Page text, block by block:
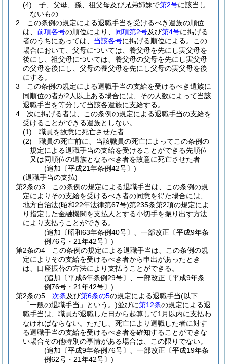
(4)
子、父母、孫、祖父母及び兄弟姉妹で第2号に該当し
ないもの
2
この条例の規定による退職手当を受けるべき遺族の順位
は、 前項各号の順位により、 同項第2号及び第4号に掲げる
者のうちにあっては、 当該各号に掲げる順位による。
この
場合において、父母については、養父母を先にし実父母を
後にし、祖父母については、養父母の父母を先にし実父母
の父母を後にし、父母の養父母を先にし父母の実父母を後
にする。
3
この条例の規定による退職手当の支給を受けるべき遺族に
同順位の者が2人以上ある場合には、その人数によって当該
退職手当を等分して当該各遺族に支給する。
4
次に掲げる者は、この条例の規定による退職手当の支給を
受けることができる遺族としない。
(1)
職員を故意に死亡させた者
(2)
職員の死亡前に、当該職員の死亡によってこの条例の
規定による退職手当の支給を受けることができる先順位
又は同順位の遺族となるべき者を故意に死亡させた者
(追加〔平成21年条例42号〕)
(退職手当の支払)
第2条の3
この条例の規定による退職手当は、この条例の規
定によりその支給を受けるべき者の同意を得た場合には、
地方自治法(昭和22年法律第67号)第235条第2項の規定によ
り指定した金融機関を支払人とする小切手を振り出す方法
により支払うことができる。
(追加〔昭和63年条例40号〕、一部改正〔平成9年条
例76号・21年42号〕)
第2条の4
この条例の規定による退職手当は、この条例の規
定によりその支給を受けるべき者から申出があったとき
は、口座振替の方法により支払うことができる。
(追加〔平成6年条例29号〕、一部改正〔平成9年条
例76号・21年42号〕)
第2条の5
次条及び第6条の5の規定による退職手当(以下
「一般の退職手当」という。)並びに第12条の規定による退
職手当は、職員が退職した日から起算して1月以内に支払わ
なければならない。 ただし、死亡により退職した者に対す
る退職手当の支給を受けるべき者を確知することができな
い場合その他特別の事情がある場合は、この限りでない。
(追加〔平成9年条例76号〕、一部改正〔平成19年条
例62号・21年42号〕)